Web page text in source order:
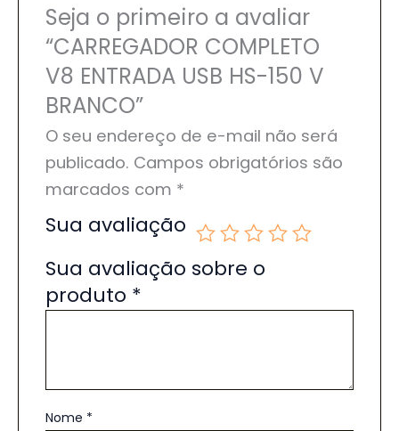
Seja o primeiro a avaliar
“CARREGADOR COMPLETO
V8 ENTRADA USB HS-150 V
BRANCO”
O seu endereço de e-mail não será
publicado. Campos obrigatórios são
marcados com *
Sua avaliação
Sua avaliação sobre o
produto *
Nome *